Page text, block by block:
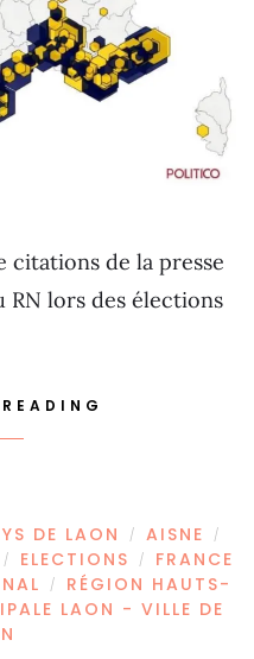
citations de la presse
lors des élections
DE LAON / AISNE /
/ ELECTIONS / FRANCE
/
RÉGION HAUTS-
LAON - VILLE DE